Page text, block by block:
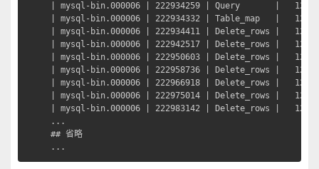
| mysql-bin.000006 | 222934259 | Query       |
| mysql-bin.000006 | 222934332 | Table_map   |
| mysql-bin.000006 | 222934411 | Delete_rows |
| mysql-bin.000006 | 222942517 | Delete_rows |
| mysql-bin.000006 | 222950603 | Delete_rows |
| mysql-bin.000006 | 222958736 | Delete_rows |
| mysql-bin.000006 | 222966918 | Delete_rows |
| mysql-bin.000006 | 222975014 | Delete_rows |
| mysql-bin.000006 | 222983142 | Delete_rows |
...
## 省略
...